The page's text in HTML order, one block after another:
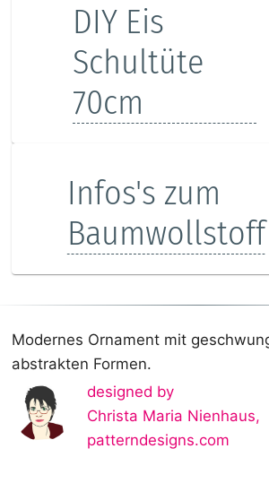
DIY Eis
Schultüte
70cm
Infos's zum
Baumwollstoff
Modernes Ornament mit
abstrakten Formen.
designed by
Christa Maria Nienhaus,
patterndesigns.com